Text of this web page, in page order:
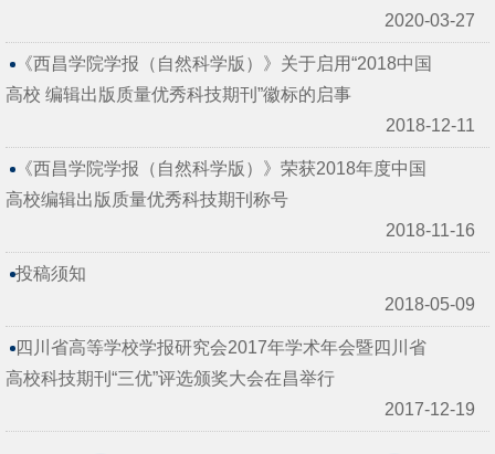
2020-03-27
《西昌学院学报（自然科学版）》关于启用“2018中国
高校 编辑出版质量优秀科技期刊”徽标的启事
2018-12-11
《西昌学院学报（自然科学版）》荣获2018年度中国
高校编辑出版质量优秀科技期刊称号
2018-11-16
投稿须知
2018-05-09
四川省高等学校学报研究会2017年学术年会暨四川省
高校科技期刊“三优”评选颁奖大会在昌举行
2017-12-19